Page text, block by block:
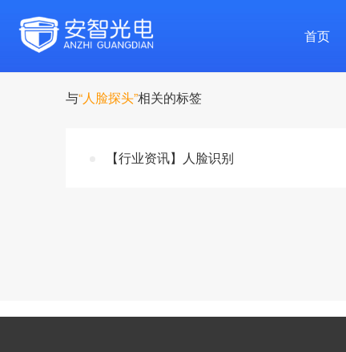
首页
与“人脸探头”相关的标签
【行业资讯】人脸识别